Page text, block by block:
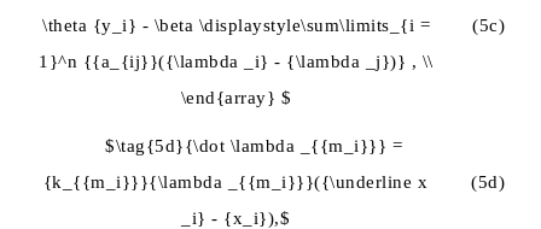
\theta {y_i} - \beta \displaystyle\sum\limits_{i =
1}^n {{a_{ij}}({\lambda _i} - {\lambda _j})} , \\
\end{array} $
(5c)
$\tag{5d}{\dot \lambda _{{m_i}}} =
{k_{{m_i}}}{\lambda _{{m_i}}}({\underline x
_i} - {x_i}),$
(5d)